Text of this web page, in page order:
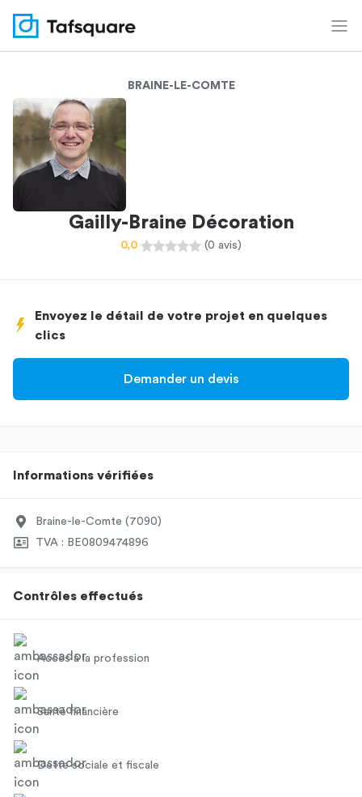
BRAINE-LE-COMTE
Gailly-Braine Décoration
0,0 (0 avis)
Envoyez le détail de votre projet en quelques
clics
Demander un devis
Informations vérifiées
Braine-le-Comte (7090)
TVA : BE0809474896
Contrôles effectués
Accès à la profession
Santé financière
Dette sociale et fiscale